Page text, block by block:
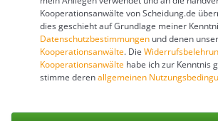
Kooperationsanwälte von Scheidung.de
dies geschieht auf Grundlage meiner
Datenschutzbestimmungen und denen
Kooperationsanwälte. Die
Kooperationsanwälte habe ich zur Kenntnis
stimme derenallgemeinen